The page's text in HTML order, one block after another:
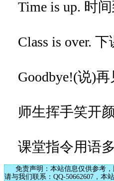
Time is up. 时
Class is over. 下
Goodbye!(说)再
师生挥手笑开
课堂指令用语
免责声明：本站信息仅供参考，
请与我们联系：QQ-50662607，本